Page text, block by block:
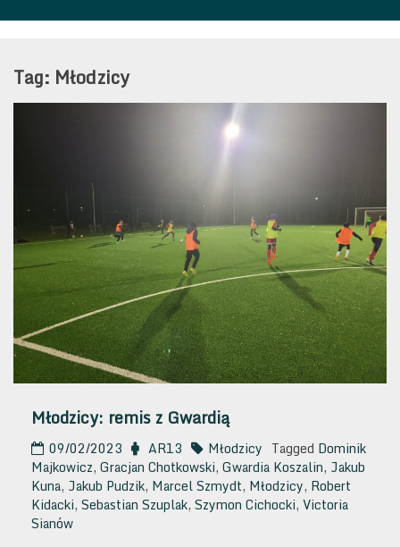
Tag: Młodzicy
Młodzicy: remis z Gwardią
09/02/2023 AR13 Młodzicy Tagged Dominik
Majkowicz, Gracjan Chotkowski, Gwardia Koszalin, Jakub
Kuna, Jakub Pudzik, Marcel Szmydt, Młodzicy, Robert
Kidacki, Sebastian Szuplak, Szymon Cichocki, Victoria
Sianów